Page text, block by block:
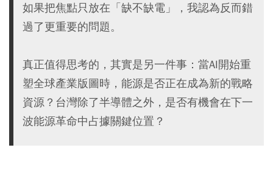
如果把焦點只放在「缺不缺電」，我認為反而錯
過了更重要的問題。
真正值得思考的，其實是另⼀件事：當AI開始重
塑全球產業版圖時，能源是否正在成為新的戰略
資源？台灣除了半導體之外，是否有機會在下⼀
波能源革命中占據關鍵位置？